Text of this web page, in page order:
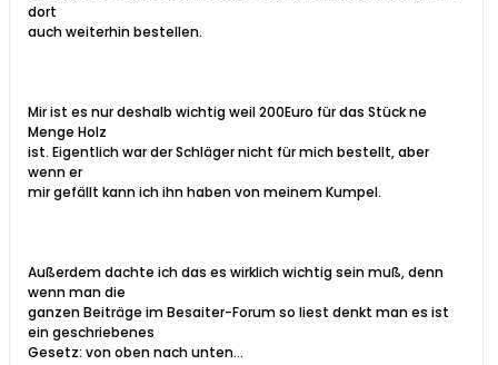
dort
auch weiterhin bestellen.
Mir ist es nur deshalb wichtig weil 200Euro für das Stück ne
Menge Holz
ist. Eigentlich war der Schläger nicht für mich bestellt, aber
wenn er
mir gefällt kann ich ihn haben von meinem Kumpel.
Außerdem dachte ich das es wirklich wichtig sein muß, denn
wenn man die
ganzen Beiträge im Besaiter-Forum so liest denkt man es ist
ein geschriebenes
Gesetz: von oben nach unten...